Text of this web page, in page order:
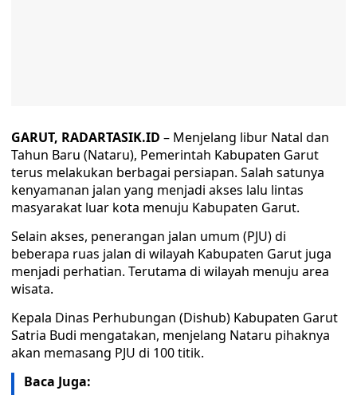
GARUT, RADARTASIK.ID – Menjelang libur Natal dan
Tahun Baru (Nataru), Pemerintah Kabupaten Garut
terus melakukan berbagai persiapan. Salah satunya
kenyamanan jalan yang menjadi akses lalu lintas
masyarakat luar kota menuju Kabupaten Garut.
Selain akses, penerangan jalan umum (PJU) di
beberapa ruas jalan di wilayah Kabupaten Garut juga
menjadi perhatian. Terutama di wilayah menuju area
wisata.
Kepala Dinas Perhubungan (Dishub) Kabupaten Garut
Satria Budi mengatakan, menjelang Nataru pihaknya
akan memasang PJU di 100 titik.
Baca Juga: